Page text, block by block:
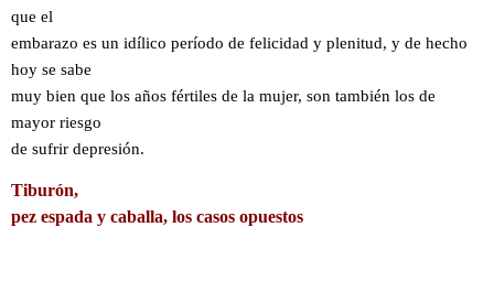
que el
embarazo es un idílico período de felicidad y plenitud, y de hecho
hoy se sabe
muy bien que los años fértiles de la mujer, son también los de
mayor riesgo
de sufrir depresión.
Tiburón,
pez espada y caballa, los casos opuestos